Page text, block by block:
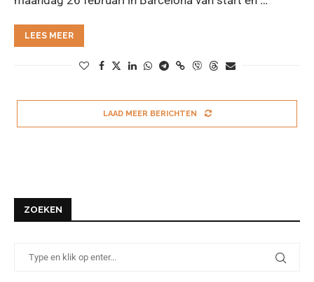
LEES MEER
LAAD MEER BERICHTEN
ZOEKEN